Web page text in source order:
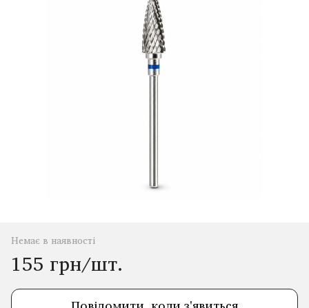
Немає в наявності
155 грн/шт.